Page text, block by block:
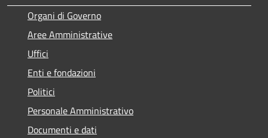
Organi di Governo
Aree Amministrative
Uffici
Enti e fondazioni
Politici
Personale Amministrativo
Documenti e dati